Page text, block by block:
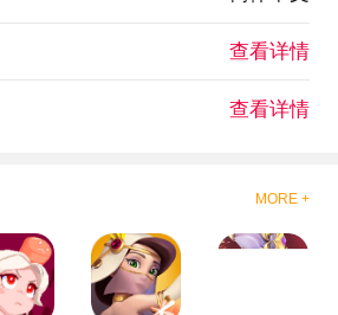
查看详情
查看详情
MORE +